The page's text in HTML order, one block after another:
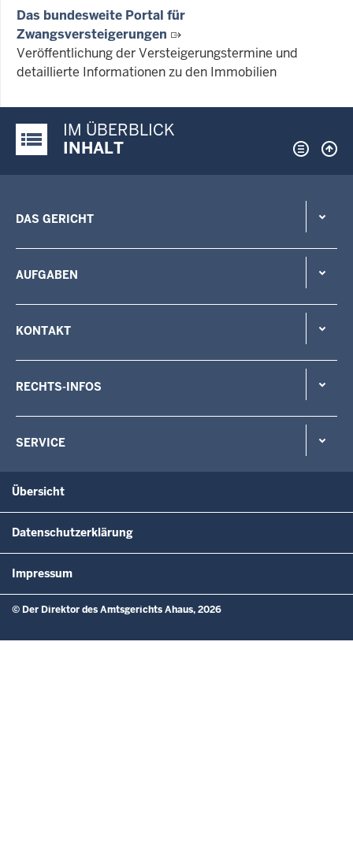
Das bundesweite Portal für
Zwangsversteigerungen
Veröffentlichung der Versteigerungstermine und
detaillierte Informationen zu den Immobilien
Justiz-Portal im Überblick:
IM ÜBERBLICK
INHALT
DAS GERICHT
AUFGABEN
KONTAKT
RECHTS-INFOS
SERVICE
Übersicht
Datenschutzerklärung
Impressum
© Der Direktor des Amtsgerichts Ahaus, 2026